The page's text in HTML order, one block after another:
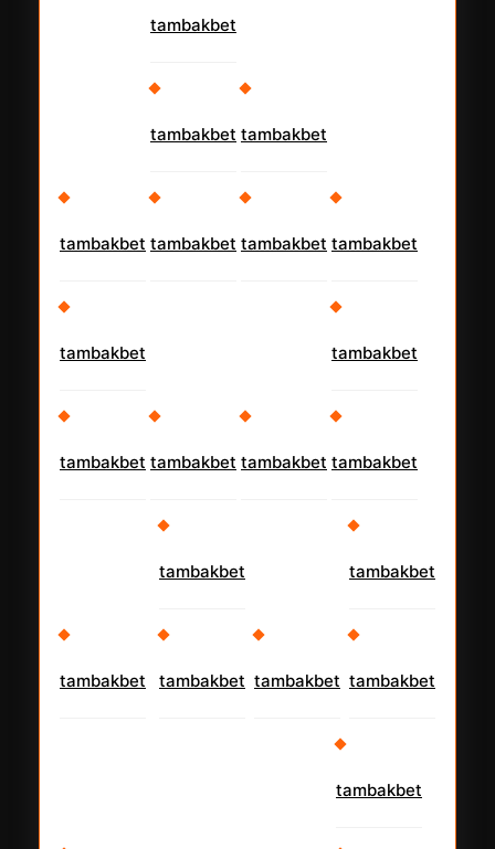
tambakbet
tambakbet
tambakbet
tambakbet
tambakbet
tambakbet tambakbet
tambakbet
tambakbet tambakbet tambakbet
tambakbet
tambakbet
tambakbet
tambakbet
tambakbet tambakbet
tambakbet
tambakbet
tambakbet